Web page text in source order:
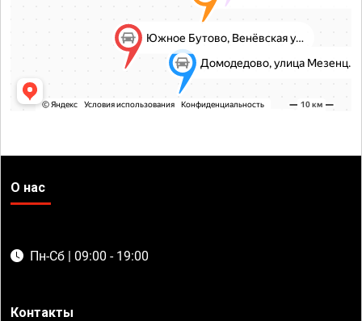
О нас
Пн-Сб | 09:00 - 19:00
Контакты